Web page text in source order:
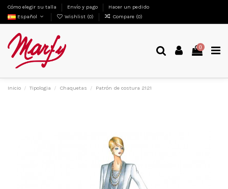
Cómo elegir su talla Envío y pago
Hacer un pedido
Español
Wishlist (0) Compare (0)
0
Inicio Tipologia Chaquetas Patrón de costura 2121